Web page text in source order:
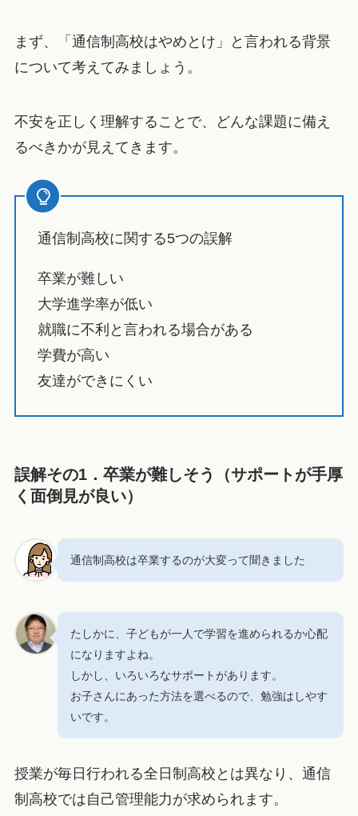
まず、「通信制高校はやめとけ」と言われる背景
について考えてみましょう。
不安を正しく理解することで、どんな課題に備え
るべきかが見えてきます。
通信制高校に関する5つの誤解
卒業が難しい
大学進学率が低い
就職に不利と言われる場合がある
学費が高い
友達ができにくい
誤解その1．卒業が難しそう（サポートが手厚
く面倒見が良い）
通信制高校は卒業するのが大変って聞きました
たしかに、子どもが一人で学習を進められるか心配
になりますよね。
しかし、いろいろなサポートがあります。
お子さんにあった方法を選べるので、勉強はしやす
いです。
授業が毎日行われる全日制高校とは異なり、通信
制高校では自己管理能力が求められます。